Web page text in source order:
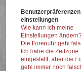
einstellungen
Wie kann ich meine
Einstellungen
Die Forenuhr geht
Ich habe die Zeitzone
eingestellt, aber die
geht immer noch